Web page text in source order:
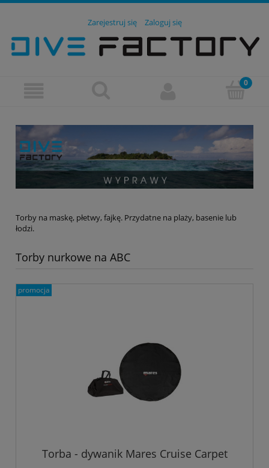
Zarejestruj się Zaloguj się
Torby na maskę, płetwy, fajkę. Przydatne na plaży, basenie lub
łodzi.
Torby nurkowe na ABC
Torba - dywanik Mares Cruise Carpet
promocja